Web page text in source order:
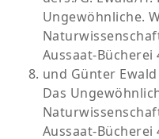
Mitglied der
Südafrika und
Mitarbeiter des
Israel an der
Jerusalem.
Mitglied des
eV“, Sitz in Tübingen,
Mitarbeit als
Films über Karl
Pharao. Karl Barth
Ein Film von Udo
Ungewöhnliche.
Aussaat-Bücherei
und Günter
Das
Aussaat-Bücherei